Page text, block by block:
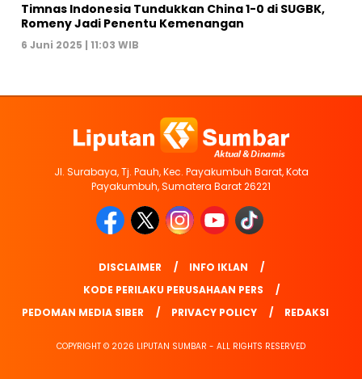
Timnas Indonesia Tundukkan China 1-0 di SUGBK,
Romeny Jadi Penentu Kemenangan
6 Juni 2025 | 11:03 WIB
Jl. Surabaya, Tj. Pauh, Kec. Payakumbuh Barat, Kota
Payakumbuh, Sumatera Barat 26221
DISCLAIMER
INFO IKLAN
KODE PERILAKU PERUSAHAAN PERS
PEDOMAN MEDIA SIBER
PRIVACY POLICY REDAKSI
COPYRIGHT © 2026 LIPUTAN SUMBAR - ALL RIGHTS RESERVED